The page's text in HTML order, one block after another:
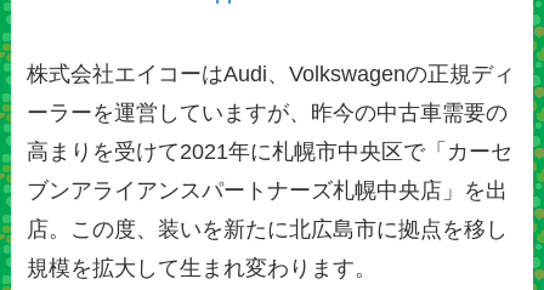
株式会社エイコーはAudi、Volkswagenの正規ディ
ーラーを運営していますが、昨今の中古車需要の
高まりを受けて2021年に札幌市中央区で「カーセ
ブンアライアンスパートナーズ札幌中央店」を出
店。この度、装いを新たに北広島市に拠点を移し
規模を拡大して生まれ変わります。